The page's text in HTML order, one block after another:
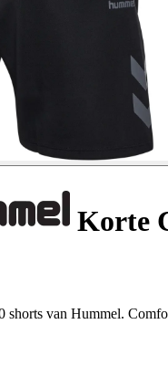
Korte
van Hummel.